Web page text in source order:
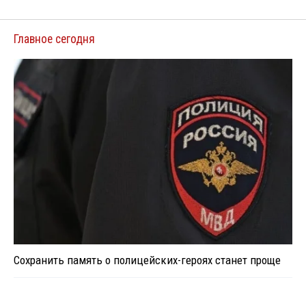
Главное сегодня
Сохранить память о полицейских-героях станет проще